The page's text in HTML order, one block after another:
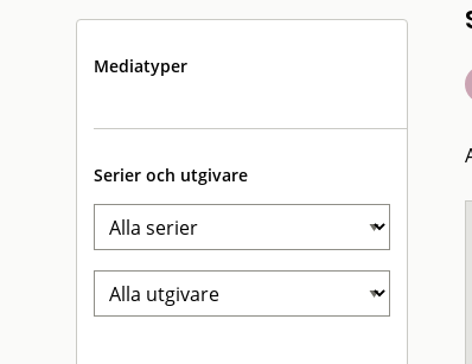
Mediatyper
Serier och utgivare